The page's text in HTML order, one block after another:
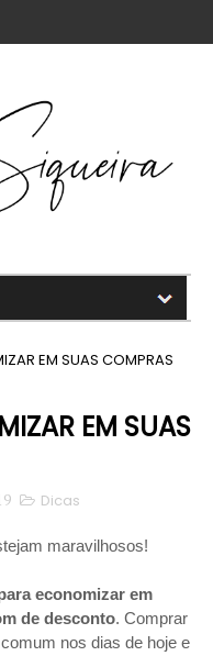
EM SUAS COMPRAS
EM SUAS
Dicas
maravilhosos!
economizar em
de desconto. Comprar
nos dias de hoje e